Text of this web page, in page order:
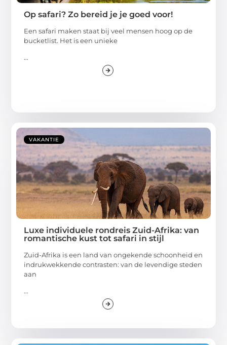
Op safari? Zo bereid je je goed voor!
Een safari maken staat bij veel mensen hoog op de
bucketlist. Het is een unieke
...
VAKANTIE
Luxe individuele rondreis Zuid-Afrika: van
romantische kust tot safari in stijl
Zuid-Afrika is een land van ongekende schoonheid en
indrukwekkende contrasten: van de levendige steden
aan
...